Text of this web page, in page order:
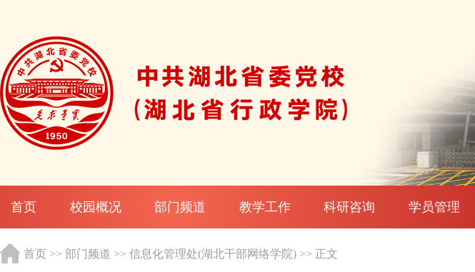
首页 校园概况 部门频道 教学工作 科研咨询 学员管理
首页 >> 部门频道 >> 信息化管理处(湖北干部网络学院) >> 正文